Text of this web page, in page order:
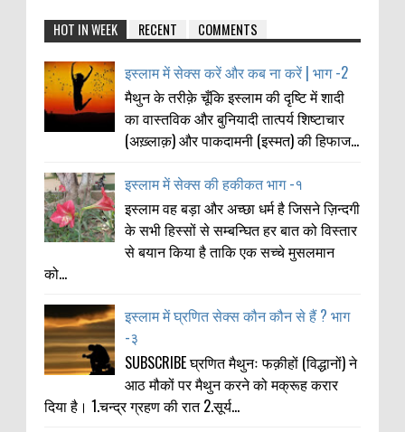
HOT IN WEEK RECENT COMMENTS
इस्लाम में सेक्स करें और कब ना करें | भाग -2
मैथुन के तरीक़े चूँकि इस्लाम की दृष्टि में शादी
का वास्तविक और बुनियादी तात्पर्य शिष्टाचार
(अख़्लाक़) और पाकदामनी (इस्मत) की हिफाज...
इस्लाम में सेक्स की हकीकत भाग -१
इस्लाम वह बड़ा और अच्छा धर्म है जिसने ज़िन्दगी
के सभी हिस्सों से सम्बन्घित हर बात को विस्तार
से बयान किया है ताकि एक सच्चे मुसलमान
को...
इस्लाम में घ्रणित सेक्स कौन कौन से हैं ? भाग
-३
SUBSCRIBE घ्रणित मैथुनः फक़ीहों (विद्धानों) ने
आठ मौकों पर मैथुन करने को मक्रूह करार
दिया है। 1.चन्द्र ग्रहण की रात 2.सूर्य...